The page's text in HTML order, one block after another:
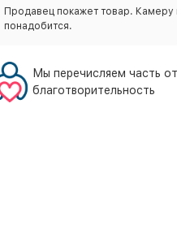
Продавец покажет товар. Камеру
понадобится.
Мы перечисляем часть
благотворительность